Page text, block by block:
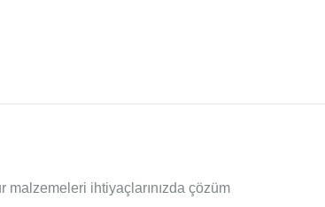
malzemeleri ihtiyaçlarınızda çözüm